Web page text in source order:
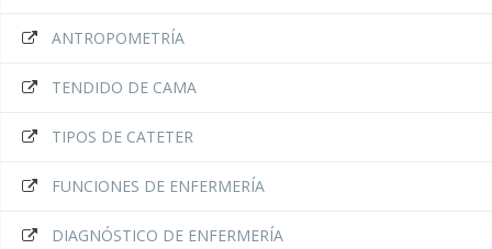
ANTROPOMETRÍA
TENDIDO DE CAMA
TIPOS DE CATETER
FUNCIONES DE ENFERMERÍA
DIAGNÓSTICO DE ENFERMERÍA